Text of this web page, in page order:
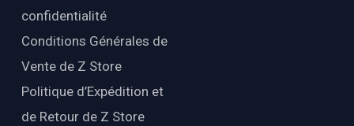
confidentialité
Conditions Générales de
Vente de Z Store
Politique d’Expédition et
de Retour de Z Store